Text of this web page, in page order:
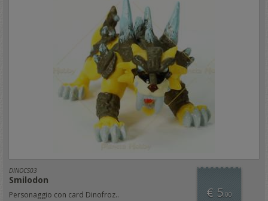
DINOCS03
Smilodon
Personaggio con card Dinofroz.. € 5,00